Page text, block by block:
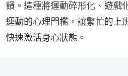
饋。這種將運動碎形化、遊戲
運動的心理門檻，讓繁忙的上
快速激活身心狀態。